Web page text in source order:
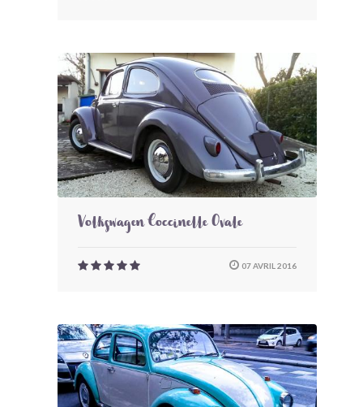
Volkswagen Coccinelle Ovale
07 AVRIL 2016